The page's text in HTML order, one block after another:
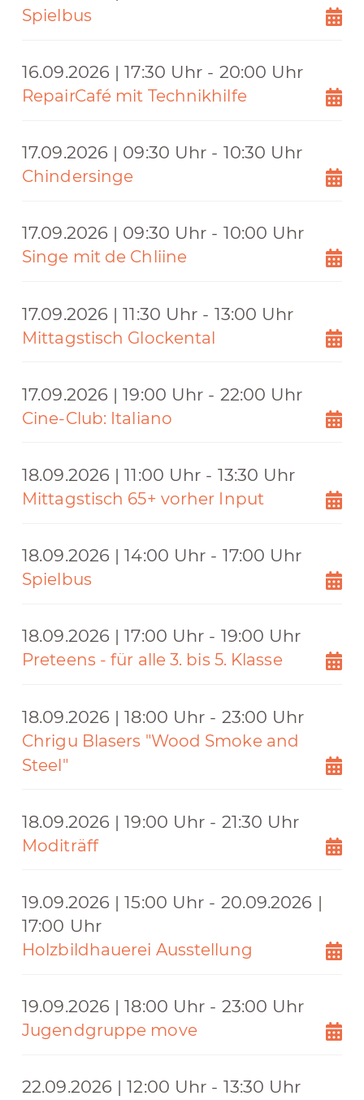
Spielbus
16.09.2026 | 17:30 Uhr - 20:00 Uhr
RepairCafé mit Technikhilfe
17.09.2026 | 09:30 Uhr - 10:30 Uhr
Chindersinge
17.09.2026 | 09:30 Uhr - 10:00 Uhr
Singe mit de Chliine
17.09.2026 | 11:30 Uhr - 13:00 Uhr
Mittagstisch Glockental
17.09.2026 | 19:00 Uhr - 22:00 Uhr
Cine-Club: Italiano
18.09.2026 | 11:00 Uhr - 13:30 Uhr
Mittagstisch 65+ vorher Input
18.09.2026 | 14:00 Uhr - 17:00 Uhr
Spielbus
18.09.2026 | 17:00 Uhr - 19:00 Uhr
Preteens - für alle 3. bis 5. Klasse
18.09.2026 | 18:00 Uhr - 23:00 Uhr
Chrigu Blasers "Wood Smoke and
Steel"
18.09.2026 | 19:00 Uhr - 21:30 Uhr
Moditräff
19.09.2026 | 15:00 Uhr - 20.09.2026 |
17:00 Uhr
Holzbildhauerei Ausstellung
19.09.2026 | 18:00 Uhr - 23:00 Uhr
Jugendgruppe move
22.09.2026 | 12:00 Uhr - 13:30 Uhr